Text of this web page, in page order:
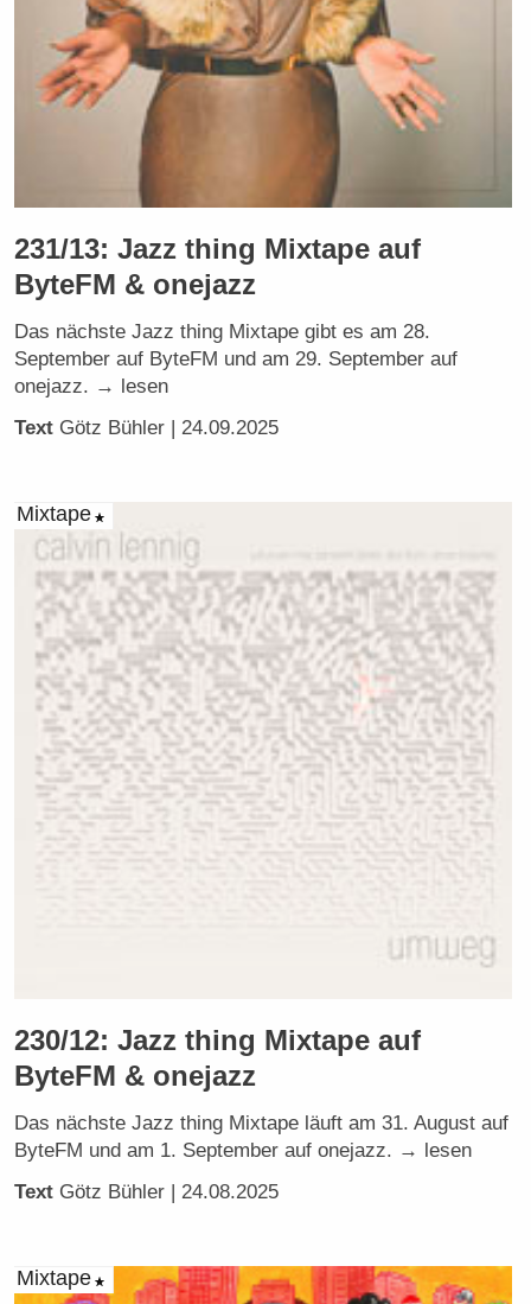
231/13: Jazz thing Mixtape auf
ByteFM & onejazz
Das nächste Jazz thing Mixtape gibt es am 28.
September auf ByteFM und am 29. September auf
onejazz. → lesen
Text Götz Bühler | 24.09.2025
Mixtape
230/12: Jazz thing Mixtape auf
ByteFM & onejazz
Das nächste Jazz thing Mixtape läuft am 31. August auf
ByteFM und am 1. September auf onejazz. → lesen
Text Götz Bühler | 24.08.2025
Mixtape